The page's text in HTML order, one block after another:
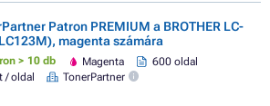
Patron PREMIUM a BROTHER LC-
magenta számára
> 10 db Magenta
600 oldal
/ oldal
TonerPartner